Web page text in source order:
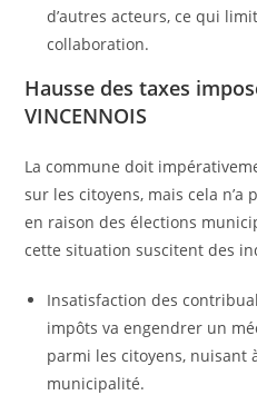
d’autres acteurs, ce qui
collaboration.
Hausse des taxes
VINCENNOIS
La commune doit
sur les citoyens, mais cela
en raison des élections
cette situation suscitent des
Insatisfaction des
impôts va engendrer un
parmi les citoyens, nuisant
municipalité.